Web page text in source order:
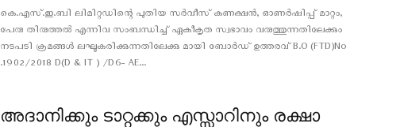
കെ.എസ്.ഇ.ബി ലിമിറ്റഡിന്റെ പുതിയ സർവീസ് കണക്ഷൻ, ഓണർഷിപ്പ് മാറ്റം,
പേരു തിരുത്തല്‍ എന്നിവ സംബന്ധിച്ച് ഏകീകൃത സ്വഭാവം വരുത്തുന്നതിലേക്കും
നടപടി ക്രമങ്ങൾ ലഘൂകരിക്കുന്നതിലേക്കു മായി ബോർഡ് ഉത്തരവ് B.O (FTD)No
.1902/2018 D(D & IT ) /D6- AE...
അദാനിക്കും ടാറ്റക്കും എസ്സാറിനും രക്ഷാ